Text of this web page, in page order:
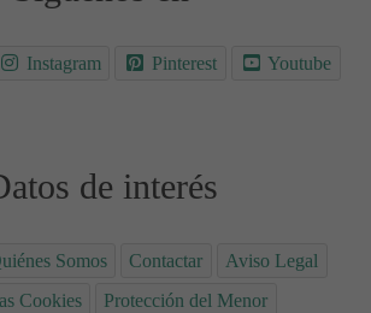
Instagram Pinterest Youtube
de interés
Somos Contactar
Aviso Legal
Cookies
Protección del Menor